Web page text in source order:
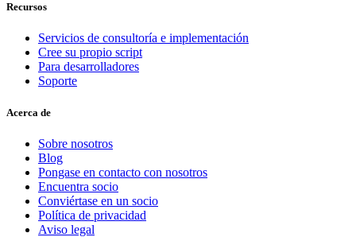
Recursos
Servicios de consultoría e implementación
Cree su propio script
Para desarrolladores
Soporte
Acerca de
Sobre nosotros
Blog
Pongase en contacto con nosotros
Encuentra socio
Conviértase en un socio
Política de privacidad
Aviso legal